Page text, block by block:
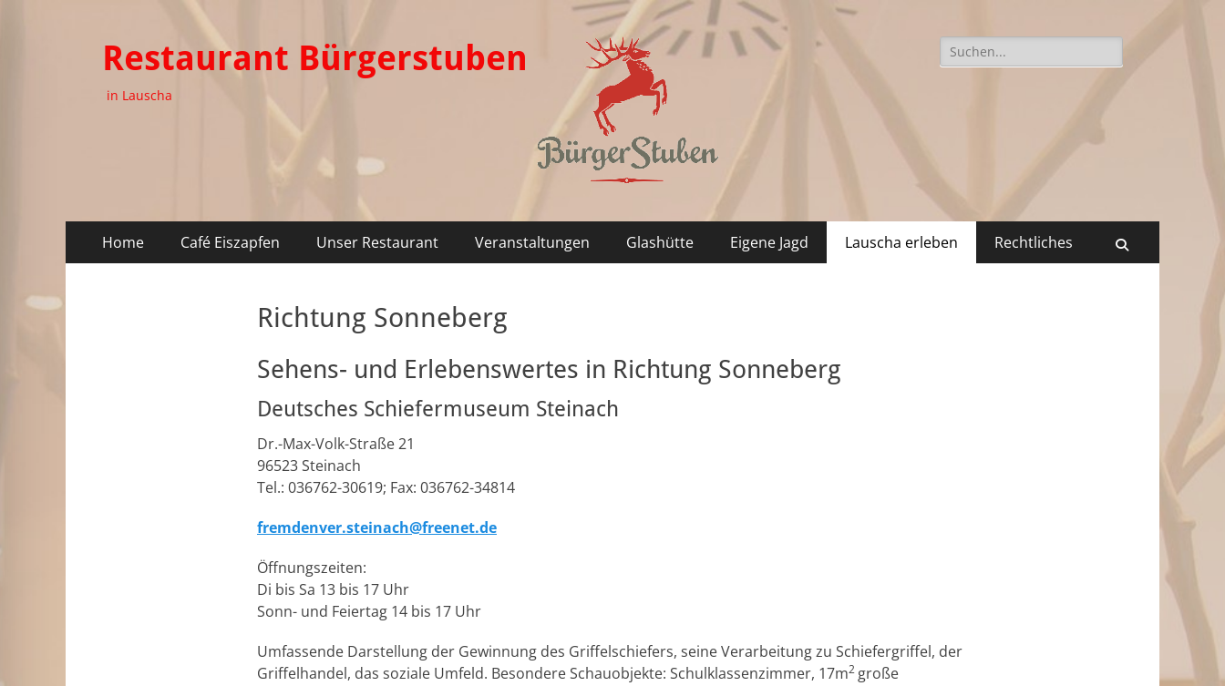
Restaurant Bürgerstuben
in Lauscha
Suchen
nach:
Primäres
Menü
Inhalt
Home Café Eiszapfen Unser Restaurant Veranstaltungen Glashütte Eigene Jagd Lauscha erleben Rechtliches
Richtung Sonneberg
Sehens- und Erlebenswertes in Richtung Sonneberg
Deutsches Schiefermuseum Steinach
Dr.-Max-Volk-Straße 21
96523 Steinach
Tel.: 036762-30619; Fax: 036762-34814
fremdenver.steinach@freenet.de
Öffnungszeiten:
Di bis Sa 13 bis 17 Uhr
Sonn- und Feiertag 14 bis 17 Uhr
Umfassende Darstellung der Gewinnung des Griffelschiefers, seine Verarbeitung zu Schiefergriffel, der
Griffelhandel, das soziale Umfeld. Besondere Schauobjekte: Schulklassenzimmer, 17m2 große